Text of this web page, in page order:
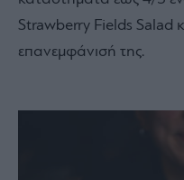
Strawberry Fields Salad
επανεμφάνισή της.